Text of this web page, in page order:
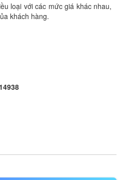
loại với các mức giá khác nhau,
khách hàng.